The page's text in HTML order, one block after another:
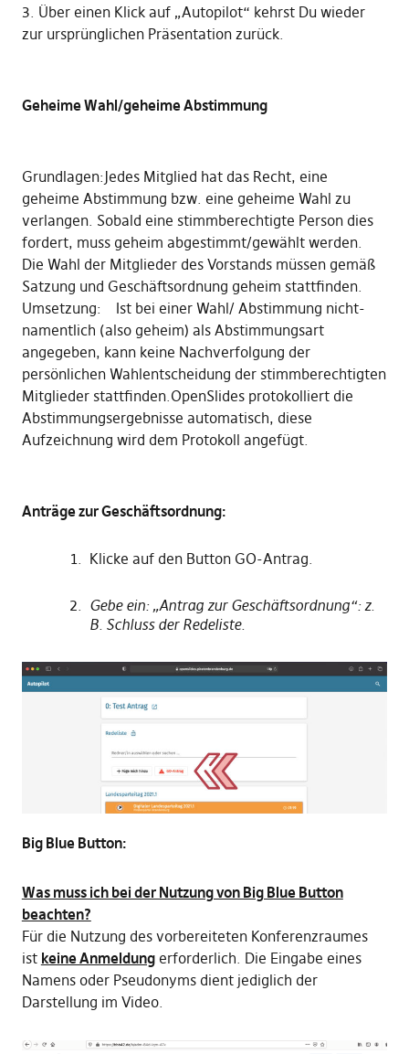
3. Über einen Klick auf „Autopilot“ kehrst Du wieder
zur ursprünglichen Präsentation zurück.
Geheime Wahl/geheime Abstimmung
Grundlagen:Jedes Mitglied hat das Recht, eine
geheime Abstimmung bzw. eine geheime Wahl zu
verlangen. Sobald eine stimmberechtigte Person dies
fordert, muss geheim abgestimmt/gewählt werden.
Die Wahl der Mitglieder des Vorstands müssen gemäß
Satzung und Geschäftsordnung geheim stattfinden.
Umsetzung: Ist bei einer Wahl/ Abstimmung nicht-
namentlich (also geheim) als Abstimmungsart
angegeben, kann keine Nachverfolgung der
persönlichen Wahlentscheidung der stimmberechtigten
Mitglieder stattfinden.OpenSlides protokolliert die
Abstimmungsergebnisse automatisch, diese
Aufzeichnung wird dem Protokoll angefügt.
Anträge zur Geschäftsordnung:
Klicke auf den Button GO-Antrag.
Gebe ein: „Antrag zur Geschäftsordnung“: z.
B. Schluss der Redeliste.
Big Blue Button:
Was muss ich bei der Nutzung von Big Blue Button
beachten?
Für die Nutzung des vorbereiteten Konferenzraumes
ist keine Anmeldungerforderlich. Die Eingabe eines
Namens oder Pseudonyms dient jediglich der
Darstellung im Video.